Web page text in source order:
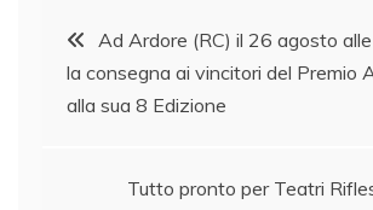
Navigazione
articoli
Ad Ardore (RC) il 26 agosto
la consegna ai vincitori del Premio
alla sua 8 Edizione
Tutto pronto per Teatri